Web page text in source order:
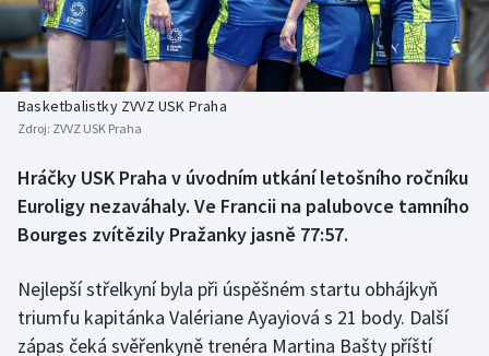
Basketbal
Biatlon
Box
Dostihy
Historické návraty
Aplikace ČT sport
Basketbalistky ZVVZ USK Praha
Zdroj: ZVVZ USK Praha
Hráčky USK Praha v úvodním utkání letošního ročníku
Euroligy nezaváhaly. Ve Francii na palubovce tamního
Bourges zvítězily Pražanky jasně 77:57.
Nejlepší střelkyní byla při úspěšném startu obhájkyň
triumfu kapitánka Valériane Ayayiová s 21 body. Další
zápas čeká svěřenkyně trenéra Martina Bašty příští